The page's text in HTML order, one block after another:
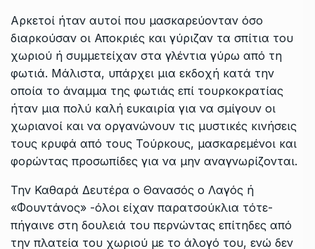
Αρκετοί ήταν αυτοί που μασκαρεύονταν όσο
διαρκούσαν οι Αποκριές και γύριζαν τα σπίτια του
χωριού ή συμμετείχαν στα γλέντια γύρω από τη
φωτιά. Μάλιστα, υπάρχει μια εκδοχή κατά την
οποία το άναμμα της φωτιάς επί τουρκοκρατίας
ήταν μια πολύ καλή ευκαιρία για να σμίγουν οι
χωριανοί και να οργανώνουν τις μυστικές κινήσεις
τους κρυφά από τους Τούρκους, μασκαρεμένοι και
φορώντας προσωπίδες για να μην αναγνωρίζονται.
Την Καθαρά Δευτέρα ο Θανασός ο Λαγός ή
«Φουντάνος» -όλοι είχαν παρατσούκλια τότε-
πήγαινε στη δουλειά του περνώντας επίτηδες από
την πλατεία του χωριού με το άλογό του, ενώ δεν